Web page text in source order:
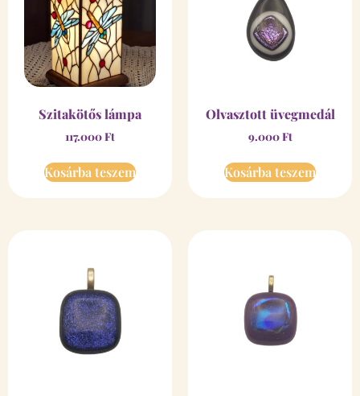
Szitakötős lámpa
117.000Ft
Kosárba teszem
Olvasztott üvegmedál
9.000Ft
Kosárba teszem